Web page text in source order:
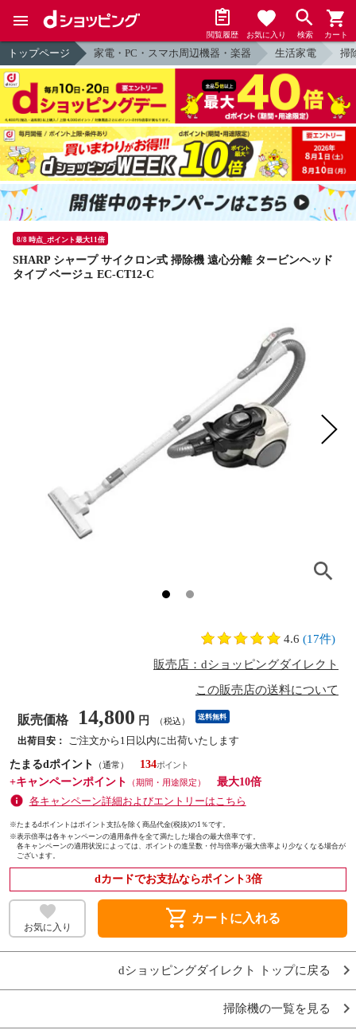
閲覧履歴 お気に入り 検索 カート
トップページ 家電・PC・スマホ周辺機器・楽器 生活家電 掃
8/8 時点_ポイント最大11倍
SHARP シャープ サイクロン式 掃除機 遠心分離 タービンヘッド
タイプ ベージュ EC-CT12-C
4.6 (17件)
販売店：dショッピングダイレクト
この販売店の送料について
販売価格 14,800 円 （税込） 送料無料
出荷目安：
ご注文から1日以内に出荷いたします
たまるdポイント
（通常）
134
+キャンペーンポイント
（期間・用途限定）
最大10倍
各キャンペーン詳細およびエントリーはこちら
※たまるdポイントはポイント支払を除く商品代金(税抜)の1％です。
※表示倍率は各キャンペーンの適用条件を全て満たした場合の最大倍率です。
各キャンペーンの適用状況によっては、ポイントの進呈数・付与倍率が最大倍率より少なくなる場合が
ございます。
dカードでお支払ならポイント3倍
お気に入り shopping_cart カートに入れる
dショッピングダイレクト トップに戻る
掃除機の一覧を見る